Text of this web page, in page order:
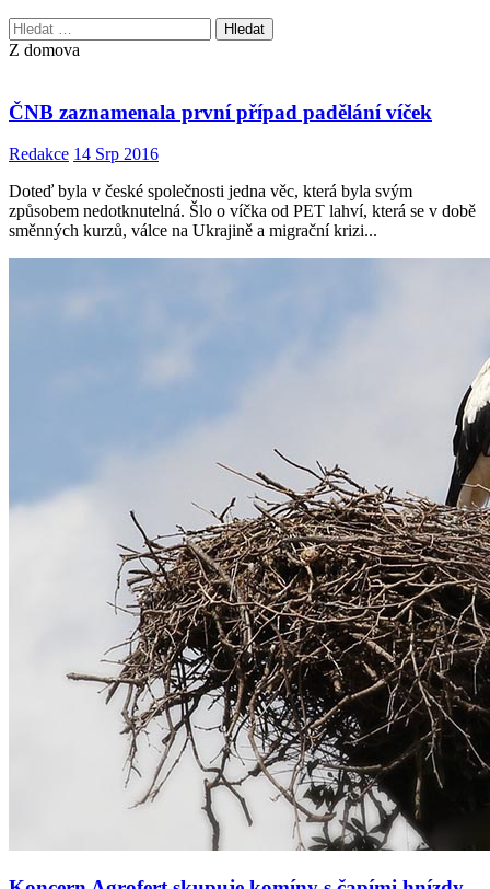
Vyhledávání
Z domova
ČNB zaznamenala první případ padělání víček
Redakce 14 Srp 2016
Doteď byla v české společnosti jedna věc, která byla svým
způsobem nedotknutelná. Šlo o víčka od PET lahví, která se v době
směnných kurzů, válce na Ukrajině a migrační krizi...